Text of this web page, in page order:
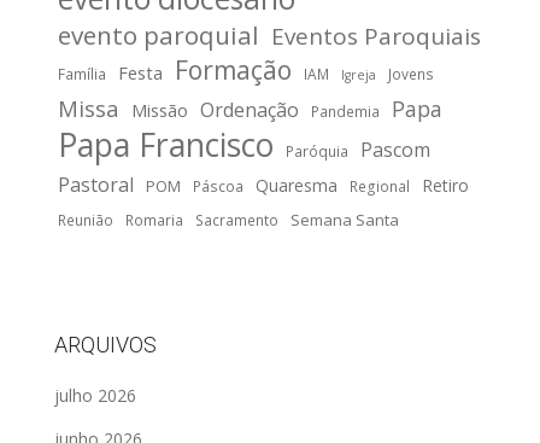
evento paroquial Eventos Paroquiais
Família Festa Formação IAM Igreja Jovens
Missa Missão Ordenação Pandemia Papa
Papa Francisco Paróquia
Pascom
Pastoral
POM Páscoa Quaresma Regional Retiro
Reunião Romaria Sacramento Semana Santa
ARQUIVOS
julho 2026